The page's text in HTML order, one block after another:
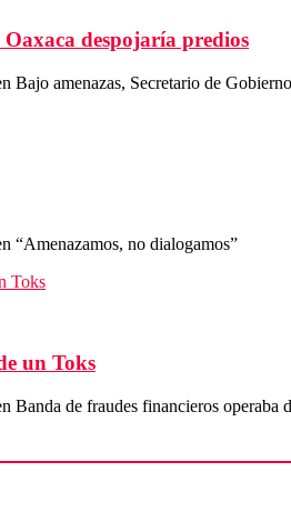
despojaría predios
Bajo amenazas, Secretario de
“Amenazamos, no dialogamos”
un Toks
Banda de fraudes financieros operaba